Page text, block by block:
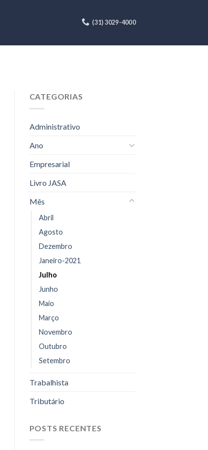
(31) 3029-4000
CATEGORIAS
Administrativo
Ano
Empresarial
Livro JASA
Mês
Abril
Agosto
Dezembro
Janeiro-2021
Julho
Junho
Maio
Março
Novembro
Outubro
Setembro
Trabalhista
Tributário
POSTS RECENTES